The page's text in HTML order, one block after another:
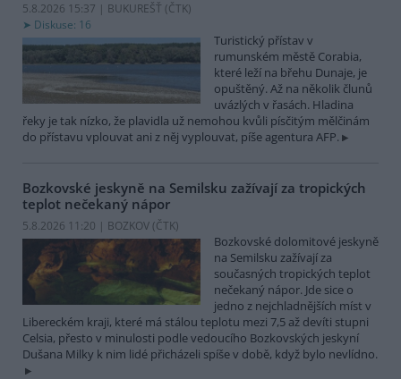
5.8.2026 15:37 | BUKUREŠŤ (ČTK)
Diskuse: 16
Turistický přístav v
rumunském městě Corabia,
které leží na břehu Dunaje, je
opuštěný. Až na několik člunů
uvázlých v řasách. Hladina
řeky je tak nízko, že plavidla už nemohou kvůli písčitým mělčinám
do přístavu vplouvat ani z něj vyplouvat, píše agentura AFP.
Bozkovské jeskyně na Semilsku zažívají za tropických
teplot nečekaný nápor
5.8.2026 11:20 | BOZKOV (ČTK)
Bozkovské dolomitové jeskyně
na Semilsku zažívají za
současných tropických teplot
nečekaný nápor. Jde sice o
jedno z nejchladnějších míst v
Libereckém kraji, které má stálou teplotu mezi 7,5 až devíti stupni
Celsia, přesto v minulosti podle vedoucího Bozkovských jeskyní
Dušana Milky k nim lidé přicházeli spíše v době, když bylo nevlídno.